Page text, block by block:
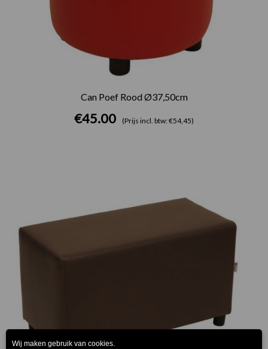
Can Poef Rood Ø37,50cm
€45.00 (Prijs incl. btw: €54,45)